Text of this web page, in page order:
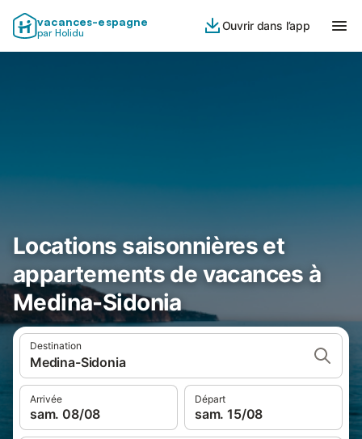
vacances-espagne
par Holidu
Ouvrir dans l’app
Locations saisonnières et
appartements de vacances à
Medina-Sidonia
Destination
Medina-Sidonia
Arrivée
sam. 08/08
Départ
sam. 15/08